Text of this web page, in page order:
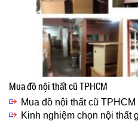
Mua đồ nội thất cũ TPHCM
Mua đồ nội thất cũ TPHCM
Kinh nghiệm chọn nội thất